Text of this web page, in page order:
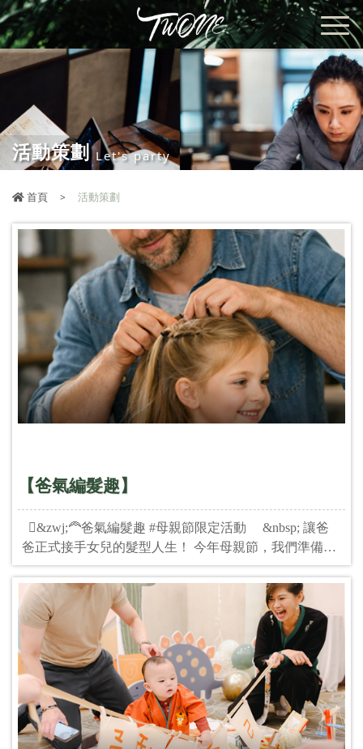
活動策劃 Let's party
首頁 活動策劃
【爸氣編髮趣】
🏻&zwj;🦰爸氣編髮趣 #母親節限定活動 &nbsp; 讓爸
爸正式接手女兒的髮型人生！ 今年母親節，我們準備了
一份「最實用的禮物」送給媽媽 #讓爸爸學會幫女兒綁
頭髮 從此之後女兒的頭髮，爸爸負責！ 媽媽的人生，輕
鬆翹腳～ &nbsp; 這堂不只是編髮課，更像是一場爸爸們
的專屬趴踢 像和兄弟們聚會，卻多學了一項「超加分技
能」😏 &nbsp; #沒經驗也可以嗎 ✔ 綁法零基礎OK ✔ 提
供美髮練習假頭（不怕扯到女兒） ✔ 手把手教學 ✔ 一邊
喝酒，一邊變身神隊友 ✔ 編髮懶人包直接帶回家 &nbsp;
#現場提供吃吃喝喝 ✔ 精選飲品&amp;點心 ✔ 啤酒/咖啡/
茶水/餅乾 ✔ 爸爸放鬆學技能，媽媽安心放人生 &nbsp; --
--------------- &nbsp; 📅 日期：2026年5月24日 (週日) 🕑 時